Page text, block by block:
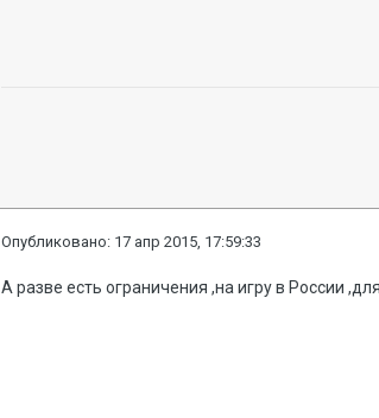
Опубликовано: 17 апр 2015, 17:59:33
А разве есть ограничения ,на игру в России